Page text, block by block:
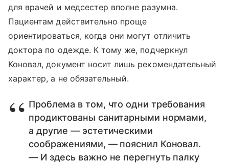
для врачей и медсестер вполне разумна.
Пациентам действительно проще
ориентироваться, когда они могут отличить
доктора по одежде. К тому же, подчеркнул
Коновал, документ носит лишь рекомендательный
характер, а не обязательный.
Проблема в том, что одни требования
продиктованы санитарными нормами,
а другие — эстетическими
соображениями, — пояснил Коновал.
— И здесь важно не перегнуть палку